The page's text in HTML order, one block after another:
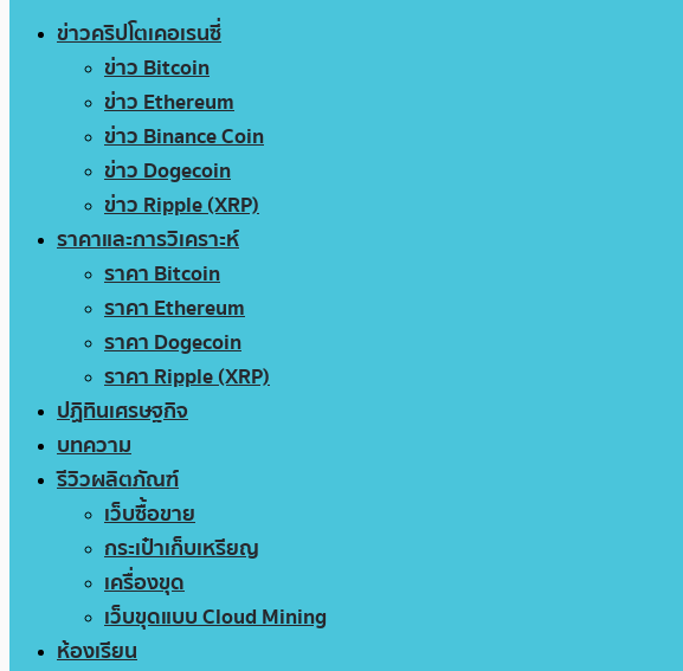
ข่าวคริปโตเคอเรนซี่
ข่าว Bitcoin
ข่าว Ethereum
ข่าว Binance Coin
ข่าว Dogecoin
ข่าว Ripple (XRP)
ราคาและการวิเคราะห์
ราคา Bitcoin
ราคา Ethereum
ราคา Dogecoin
ราคา Ripple (XRP)
ปฏิทินเศรษฐกิจ
บทความ
รีวิวผลิตภัณฑ์
เว็บซื้อขาย
กระเป๋าเก็บเหรียญ
เครื่องขุด
เว็บขุดแบบ Cloud Mining
ห้องเรียน